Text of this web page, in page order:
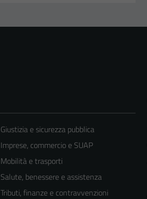
Giustizia e sicurezza pubblica
Imprese, commercio e SUAP
Mobilità e trasporti
Salute, benessere e assistenza
Tributi, finanze e contravvenzioni